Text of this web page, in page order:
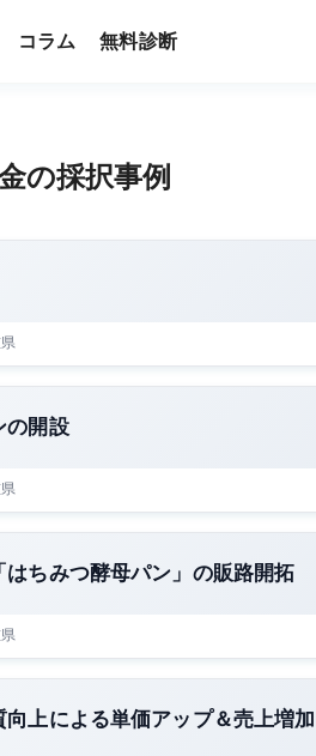
コラム 無料診断
の採択事例
の開設
ちみつ酵母パン」の販路開拓
上による単価アップ＆売上増加